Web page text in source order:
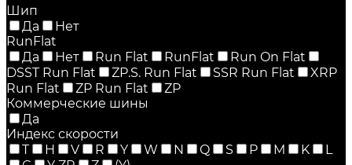
Шип
Да
Нет
RunFlat
Да
Нет Run Flat RunFlat
Run On Flat
DSST Run Flat
ZP.S. Run Flat SSR Run Flat
XRP
Run Flat
ZP Run Flat
ZP
Коммерческие шины
Да
Индекс скорости
T
H V R Y W N Q S P M K
L